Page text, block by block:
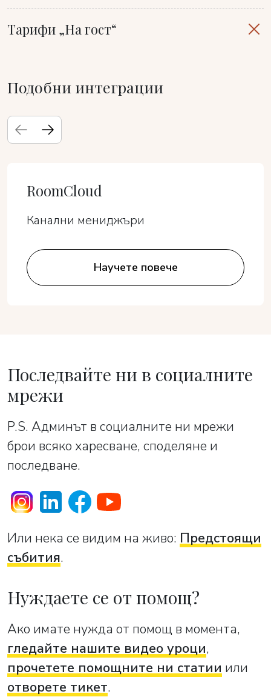
Тарифи „На гост“
Подобни интеграции
RoomCloud
Канални мениджъри
Научете повече
Последвайте ни в социалните
мрежи
P.S. Админът в социалните ни мрежи
брои всяко харесване, споделяне и
последване.
Или нека се видим на живо: Предстоящи
събития.
Нуждаете се от помощ?
Ако имате нужда от помощ в момента,
гледайте нашите видео уроци,
прочетете помощните ни статии или
отворете тикет.